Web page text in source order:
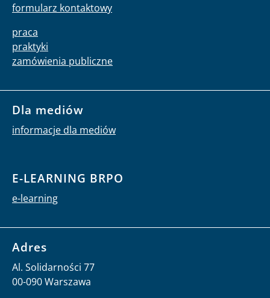
formularz kontaktowy
praca
praktyki
zamówienia publiczne
Dla mediów
informacje dla mediów
E-LEARNING BRPO
e-learning
Adres
Al. Solidarności 77
00-090 Warszawa